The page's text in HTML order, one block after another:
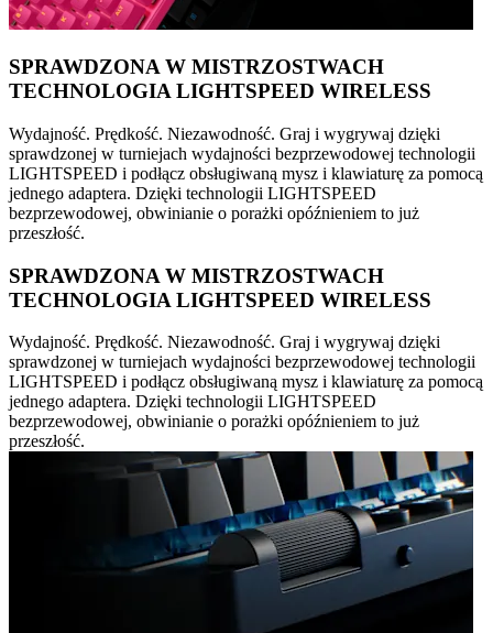
SPRAWDZONA W MISTRZOSTWACH
TECHNOLOGIA LIGHTSPEED WIRELESS
Wydajność. Prędkość. Niezawodność. Graj i wygrywaj dzięki
sprawdzonej w turniejach wydajności bezprzewodowej technologii
LIGHTSPEED i podłącz obsługiwaną mysz i klawiaturę za pomocą
jednego adaptera. Dzięki technologii LIGHTSPEED
bezprzewodowej, obwinianie o porażki opóźnieniem to już
przeszłość.
SPRAWDZONA W MISTRZOSTWACH
TECHNOLOGIA LIGHTSPEED WIRELESS
Wydajność. Prędkość. Niezawodność. Graj i wygrywaj dzięki
sprawdzonej w turniejach wydajności bezprzewodowej technologii
LIGHTSPEED i podłącz obsługiwaną mysz i klawiaturę za pomocą
jednego adaptera. Dzięki technologii LIGHTSPEED
bezprzewodowej, obwinianie o porażki opóźnieniem to już
przeszłość.